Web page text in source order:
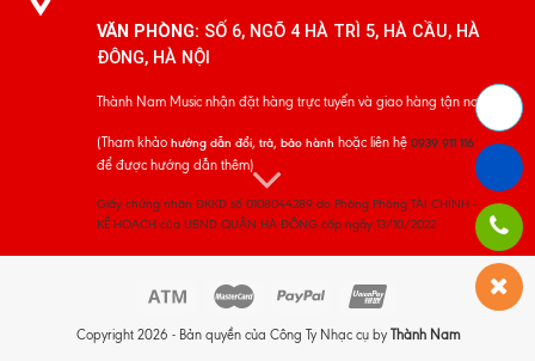
VĂN PHÒNG: SỐ 6, NGÕ 4 HÀ TRÌ 5, HÀ CẦU, HÀ
ĐÔNG, HÀ NỘI
Thành Nam Music nhận đặt hàng trực tuyến và giao hàng tận nơi
(Tham khảo hướng dẫn đổi, trả, bảo hành hoặc liên hệ 0939 911 116
để được hướng dẫn thêm)
Giấy chứng nhận ĐKKD số 0108044289 do Phòng Phòng TÀI CHÍNH -
KẾ HOẠCH của UBND QUẬN HÀ ĐÔNG cấp ngày 13/10/2022
Copyright 2026 - Bản quyền của Công Ty Nhạc cụ by Thành Nam